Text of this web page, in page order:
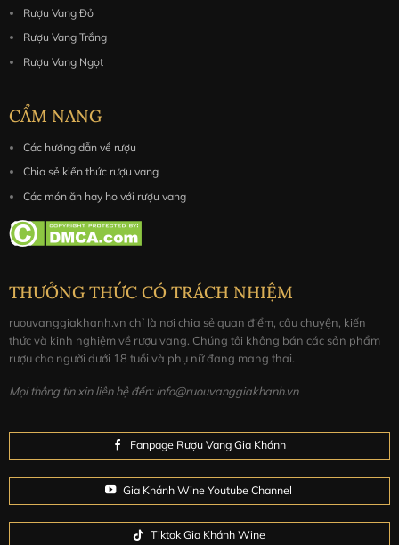
Rượu Vang Đỏ
Rượu Vang Trắng
Rượu Vang Ngọt
CẨM NANG
Các hướng dẫn về rượu
Chia sẻ kiến thức rượu vang
Các món ăn hay ho với rượu vang
THƯỞNG THỨC CÓ TRÁCH NHIỆM
ruouvanggiakhanh.vn chỉ là nơi chia sẻ quan điểm, câu chuyện, kiến
thức và kinh nghiệm về rượu vang. Chúng tôi không bán các sản phẩm
rượu cho người dưới 18 tuổi và phụ nữ đang mang thai.
Mọi thông tin xin liên hệ đến: info@ruouvanggiakhanh.vn
Fanpage Rượu Vang Gia Khánh
Gia Khánh Wine Youtube Channel
Tiktok Gia Khánh Wine